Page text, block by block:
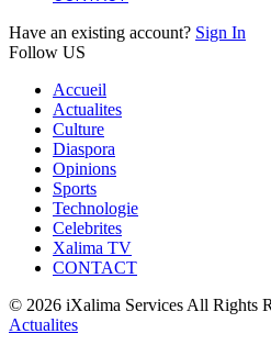
Have an existing account? Sign In
Follow US
Accueil
Actualites
Culture
Diaspora
Opinions
Sports
Technologie
Celebrites
Xalima TV
CONTACT
© 2026 iXalima Services All Rights
Actualites